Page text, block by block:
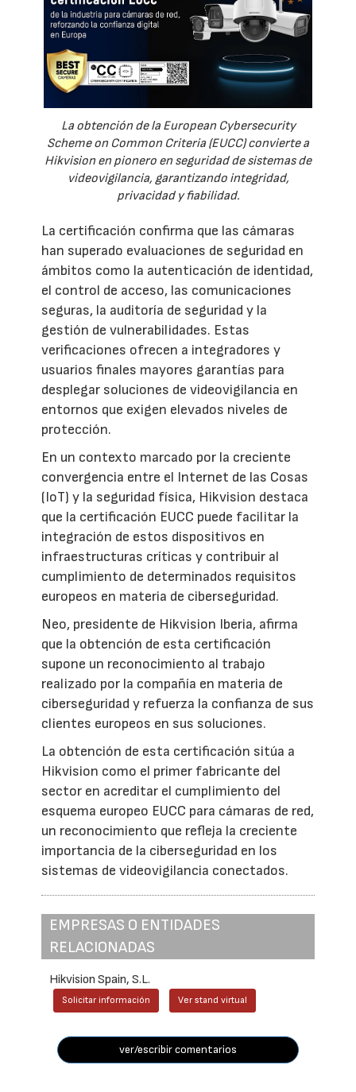
La obtención de la European Cybersecurity
Scheme on Common Criteria (EUCC) convierte a
Hikvision en pionero en seguridad de sistemas de
videovigilancia, garantizando integridad,
privacidad y fiabilidad.
La certificación confirma que las cámaras
han superado evaluaciones de seguridad en
ámbitos como la autenticación de identidad,
el control de acceso, las comunicaciones
seguras, la auditoría de seguridad y la
gestión de vulnerabilidades. Estas
verificaciones ofrecen a integradores y
usuarios finales mayores garantías para
desplegar soluciones de videovigilancia en
entornos que exigen elevados niveles de
protección.
En un contexto marcado por la creciente
convergencia entre el Internet de las Cosas
(IoT) y la seguridad física, Hikvision destaca
que la certificación EUCC puede facilitar la
integración de estos dispositivos en
infraestructuras críticas y contribuir al
cumplimiento de determinados requisitos
europeos en materia de ciberseguridad.
Neo, presidente de Hikvision Iberia, afirma
que la obtención de esta certificación
supone un reconocimiento al trabajo
realizado por la compañía en materia de
ciberseguridad y refuerza la confianza de sus
clientes europeos en sus soluciones.
La obtención de esta certificación sitúa a
Hikvision como el primer fabricante del
sector en acreditar el cumplimiento del
esquema europeo EUCC para cámaras de red,
un reconocimiento que refleja la creciente
importancia de la ciberseguridad en los
sistemas de videovigilancia conectados.
EMPRESAS O ENTIDADES
RELACIONADAS
Hikvision Spain, S.L.
Solicitar información Ver stand virtual
ver/escribir comentarios